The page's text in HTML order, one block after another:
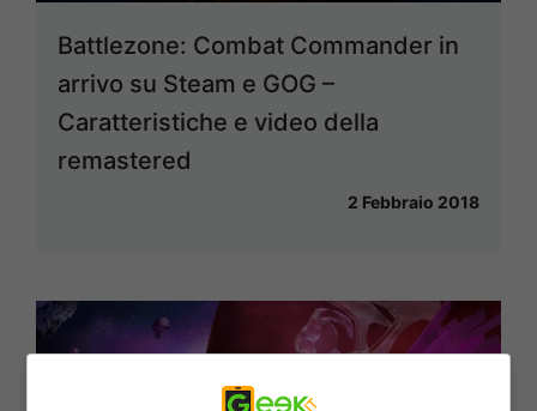
Battlezone: Combat Commander in
arrivo su Steam e GOG –
Caratteristiche e video della
remastered
2 Febbraio 2018